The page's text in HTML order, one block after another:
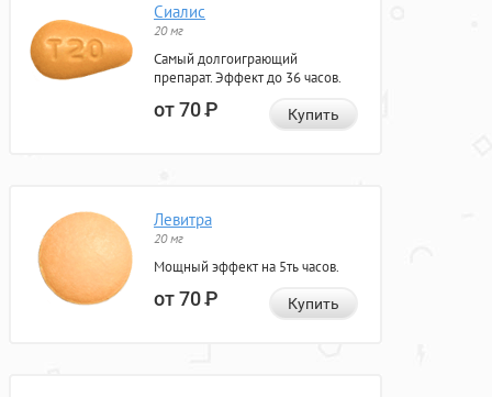
Сиалис
20 мг
Самый долгоиграющий
препарат. Эффект до 36 часов.
от 70Р Купить
Левитра
20 мг
Мощный эффект на 5ть часов.
от 70Р Купить